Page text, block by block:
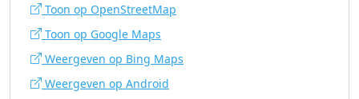
Toon op OpenStreetMap
Toon op Google Maps
Weergeven op Bing Maps
Weergeven op Android